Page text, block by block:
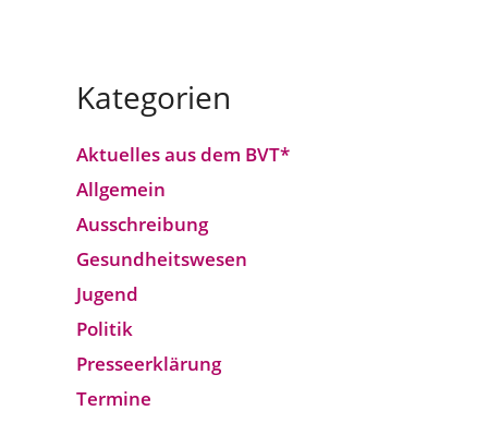
Kategorien
Aktuelles aus dem BVT*
Allgemein
Ausschreibung
Gesundheitswesen
Jugend
Politik
Presseerklärung
Termine